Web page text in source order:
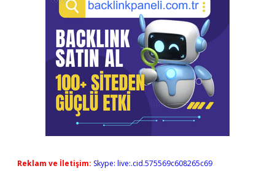
Reklam ve İletişim: Skype: live:.cid.575569c608265c69